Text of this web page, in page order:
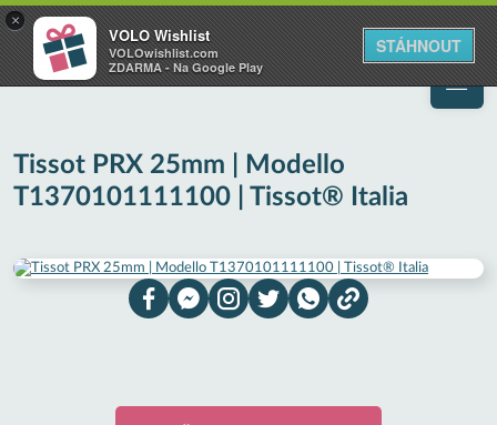
VOLO
Váš online wishlist
×
VOLO Wishlist
VOLOwishlist.com
ZDARMA - Na Google Play
STÁHNOUT
Tissot PRX 25mm | Modello
T1370101111100 | Tissot® Italia